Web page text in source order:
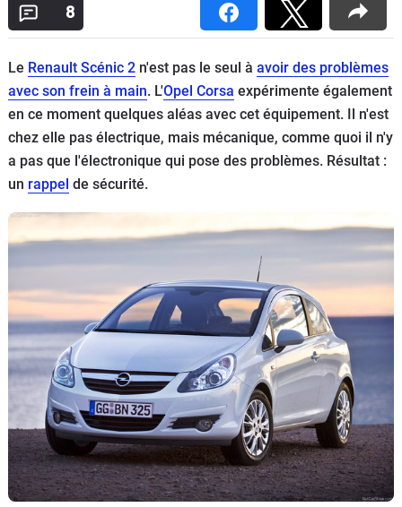
Utilitaires
Flottes
Auto
Forum
Moto
Marques
8
Le Renault Scénic 2 n'est pas le seul à avoir des problèmes
avec son frein à main. L'Opel Corsa expérimente également
en ce moment quelques aléas avec cet équipement. Il n'est
chez elle pas électrique, mais mécanique, comme quoi il n'y
a pas que l'électronique qui pose des problèmes. Résultat :
un rappel de sécurité.